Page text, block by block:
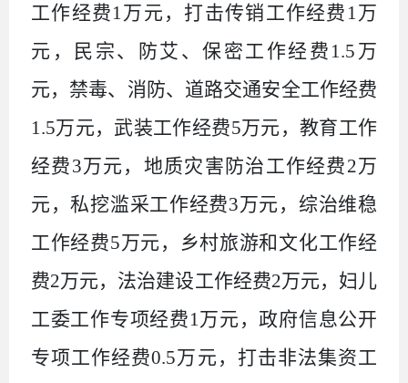
工作经费1 万元，打击传销工作经费 1 万
元，民宗、防艾、保密工作经费 1.5 万
元，禁毒、消防、道路交通安全工作经费
1.5万元，武装工作经费5万元，教育工作
经费3万元，地质灾害防治工作经费2万
元，私挖滥采工作经费3万元，综治维稳
工作经费5万元，乡村旅游和文化工作经
费2万元，法治建设工作经费2万元，妇儿
工委工作专项经费1 万元，政府信息公开
专项工作经费0.5万元，打击非法集资工